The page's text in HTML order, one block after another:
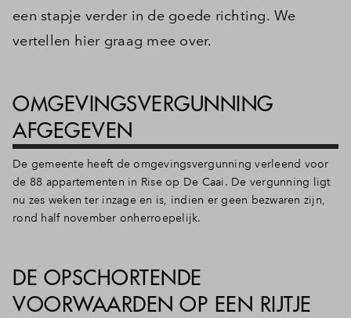
een stapje verder in de goede richting. We
vertellen hier graag mee over.
OMGEVINGSVERGUNNING
AFGEGEVEN
De gemeente heeft de omgevingsvergunning verleend voor
de 88 appartementen in Rise op De Caai. De vergunning ligt
nu zes weken ter inzage en is, indien er geen bezwaren zijn,
rond half november onherroepelijk.
DE OPSCHORTENDE
VOORWAARDEN OP EEN RIJTJE